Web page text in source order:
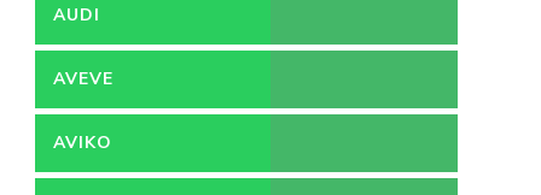
AUDI
AVEVE
AVIKO